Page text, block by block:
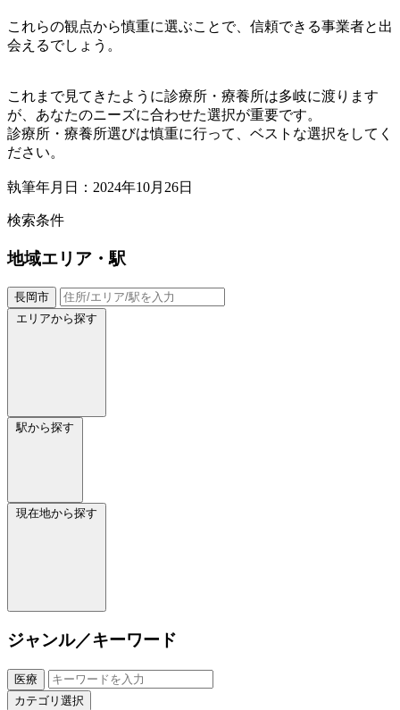
これらの観点から慎重に選ぶことで、信頼できる事業者と出
会えるでしょう。
これまで見てきたように診療所・療養所は多岐に渡ります
が、あなたのニーズに合わせた選択が重要です。
診療所・療養所選びは慎重に行って、ベストな選択をしてく
ださい。
執筆年月日：2024年10月26日
検索条件
地域エリア・駅
長岡市
エリアから探す
駅から探す
現在地から探す
ジャンル／キーワード
医療
カテゴリ選択